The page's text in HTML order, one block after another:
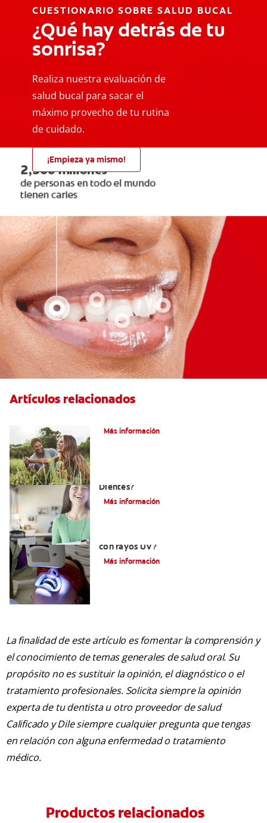
CUESTIONARIO SOBRE SALUD BUCAL
¿Qué hay detrás de tu
sonrisa?
Realiza nuestra evaluación de
salud bucal para sacar el
máximo provecho de tu rutina
de cuidado.
¡Empieza ya mismo!
Artículos relacionados
Más información
Dientes?
Más información
con rayos UV?
Más información
La finalidad de este artículo es fomentar la comprensión y
el conocimiento de temas generales de salud oral. Su
propósito no es sustituir la opinión, el diagnóstico o el
tratamiento profesionales. Solicita siempre la opinión
experta de tu dentista u otro proveedor de salud
Calificado y Dile siempre cualquier pregunta que tengas
en relación con alguna enfermedad o tratamiento
médico.
Productos relacionados